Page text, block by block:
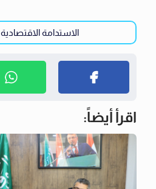
الاستدامة الاقتصادية
اقرأ أيضاً: